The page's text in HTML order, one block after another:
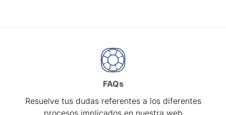
FAQs
Resuelve tus dudas referentes a los diferentes
procesos implicados en nuestra web